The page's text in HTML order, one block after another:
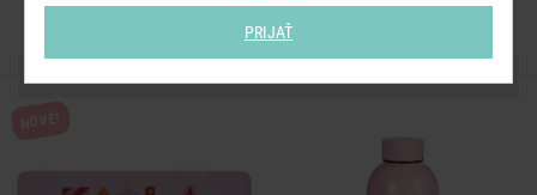
ĎALŠIE PRODUKTY ZO SÉRIE
PRIJAŤ